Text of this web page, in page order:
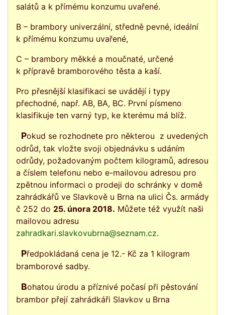
salátů a k přímému konzumu uvařené.
B – brambory univerzální, středně pevné, ideální
k přímému konzumu uvařené,
C – brambory měkké a moučnaté, určené
k přípravě bramborového těsta a kaší.
Pro přesnější klasifikaci se uvádějí i typy
přechodné, např. AB, BA, BC. První písmeno
klasifikuje ten varný typ, ke kterému má blíž.
Pokud se rozhodnete pro některou z uvedených
odrůd, tak vložte svoji objednávku s udáním
odrůdy, požadovaným počtem kilogramů, adresou
a číslem telefonu nebo e-mailovou adresou pro
zpětnou informaci o prodeji do schránky v domě
zahrádkářů ve Slavkově u Brna na ulici Čs. armády
č 252 do 25. února 2018. Můžete též využít naši
mailovou adresu
zahradkari.slavkovubrna@seznam.cz.
Předpokládaná cena je 12.- Kč za 1 kilogram
bramborové sadby.
Bohatou úrodu a příznivé počasí při pěstování
brambor přejí zahrádkáři Slavkov u Brna